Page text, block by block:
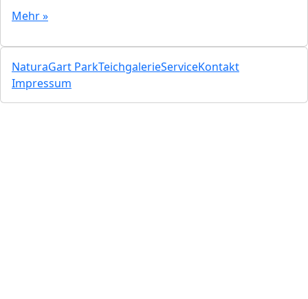
Mehr »
NaturaGart ParkTeichgalerieServiceKontakt
Impressum